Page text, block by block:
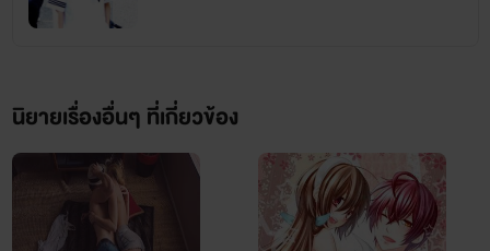
หลาย ๆ คนคงรู้จักไรท์ฯมาจากเรื่อง
นิยายเรื่องอื่นๆ ที่เกี่ยวข้อง